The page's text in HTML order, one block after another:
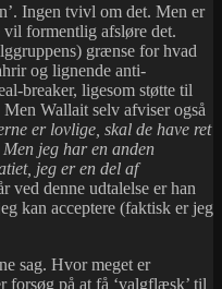
Ingen tvivl om det. Men er
vil formentlig afsløre det.
grænse for hvad
og lignende anti-
breaker, ligesom støtte til
Wallait selv afviser også
er lovlige, skal de have ret
jeg har en anden
jeg er en del af
ved denne udtalelse er han
kan acceptere (faktisk er jeg
sag. Hvor meget er
forsøg på at få ‘valgflæsk’ til